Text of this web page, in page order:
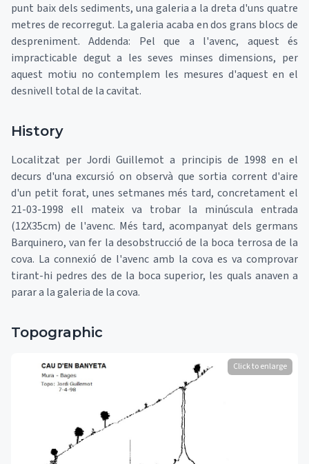
punt baix dels sediments, una galeria a la dreta d'uns quatre
metres de recorregut. La galeria acaba en dos grans blocs de
despreniment. Addenda: Pel que a l'avenc, aquest és
impracticable degut a les seves minses dimensions, per
aquest motiu no contemplem les mesures d'aquest en el
desnivell total de la cavitat.
History
Localitzat per Jordi Guillemot a principis de 1998 en el
decurs d'una excursió on observà que sortia corrent d'aire
d'un petit forat, unes setmanes més tard, concretament el
21-03-1998 ell mateix va trobar la minúscula entrada
(12X35cm) de l'avenc. Més tard, acompanyat dels germans
Barquinero, van fer la desobstrucció de la boca terrosa de la
cova. La connexió de l'avenc amb la cova es va comprovar
tirant-hi pedres des de la boca superior, les quals anaven a
parar a la galeria de la cova.
Topographic
Click to enlarge